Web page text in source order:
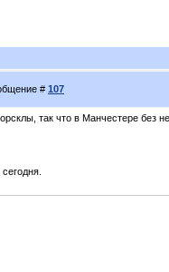
# 107
так что в Манчестере без